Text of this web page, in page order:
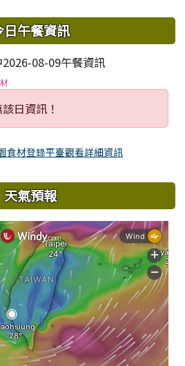
日午餐資訊
08-09午餐資訊
日資訊！
食材登錄平臺觀看詳細資訊
天氣預報